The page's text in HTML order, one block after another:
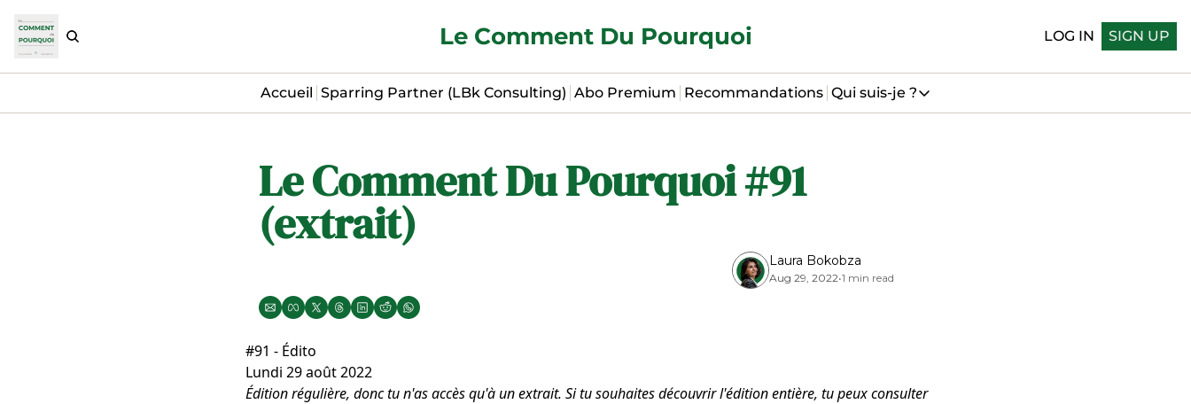
Le Comment Du Pourquoi LOG IN SIGN UP
Accueil Sparring Partner (LBk Consulting) Abo Premium Recommandations Qui suis-je ?
Qui suis-je ?
Le Comment Du Pourquoi #91
(extrait)
Laura Bokobza
Aug 29, 2022•1 min read
#91 - Édito
Lundi 29 août 2022
Édition régulière, donc tu n'as accès qu'à un extrait. Si tu souhaites découvrir l'édition entière, tu peux consulter